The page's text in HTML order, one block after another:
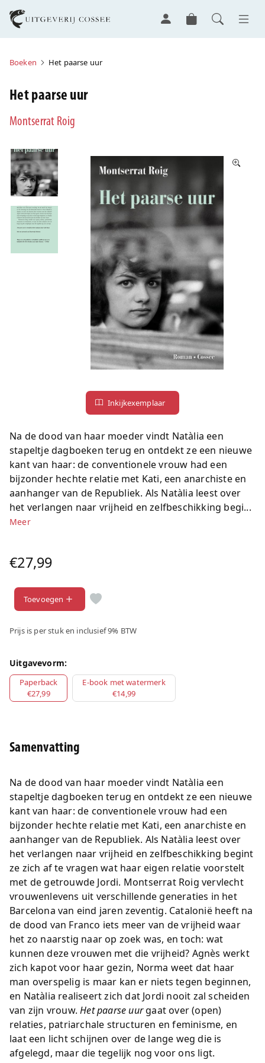
Boeken Het paarse uur
Het paarse uur
Montserrat Roig
Inkijkexemplaar
Na de dood van haar moeder vindt Natàlia een
stapeltje dagboeken terug en ontdekt ze een nieuwe
kant van haar: de conventionele vrouw had een
bijzonder hechte relatie met Kati, een anarchiste en
aanhanger van de Republiek. Als Natàlia leest over
het verlangen naar vrijheid en zelfbeschikking begi...
Meer
€27,99
Toevoegen
Prijs is per stuk en inclusief 9% BTW
Uitgavevorm:
Paperback
€27,99
E-book met watermerk
€14,99
Samenvatting
Na de dood van haar moeder vindt Natàlia een
stapeltje dagboeken terug en ontdekt ze een nieuwe
kant van haar: de conventionele vrouw had een
bijzonder hechte relatie met Kati, een anarchiste en
aanhanger van de Republiek. Als Natàlia leest over
het verlangen naar vrijheid en zelfbeschikking begint
ze zich af te vragen wat haar eigen relatie voorstelt
met de getrouwde Jordi. Montserrat Roig vervlecht
vrouwenlevens uit verschillende generaties in het
Barcelona van eind jaren zeventig. Catalonië heeft na
de dood van Franco iets meer van de vrijheid waar
het zo naarstig naar op zoek was, en toch: wat
kunnen deze vrouwen met die vrijheid? Agnès werkt
zich kapot voor haar gezin, Norma weet dat haar
man overspelig is maar kan er niets tegen beginnen,
en Natàlia realiseert zich dat Jordi nooit zal scheiden
van zijn vrouw.Het paarse uurgaat over (open)
relaties, patriarchale structuren en feminisme, en
laat een licht schijnen over de lange weg die is
afgelegd, maar die tegelijk nog voor ons ligt.